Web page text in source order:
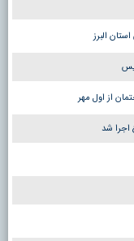
از اول مهر
اجرا شد